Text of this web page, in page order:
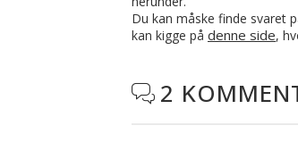
Du kan måske finde svaret
kan kigge på denne side,
 2